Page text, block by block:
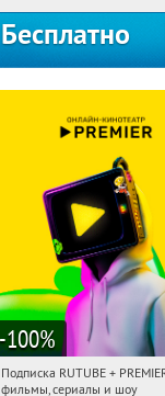
Бесплатно
-100%
09:34:59
Подписка RUTUBE +
фильмы, сериалы и шоу